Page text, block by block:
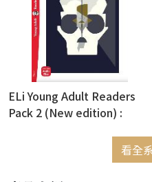
ELi Young Adult Readers
Pack 2 (New edition) :
看全